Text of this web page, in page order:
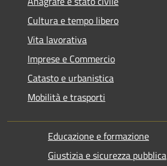
Cultura e tempo libero
Vita lavorativa
Imprese e Commercio
Catasto e urbanistica
Mobilità e trasporti
Educazione e formazione
Giustizia e sicurezza pubblica